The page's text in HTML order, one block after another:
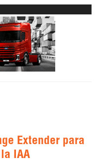
Extender para
IAA